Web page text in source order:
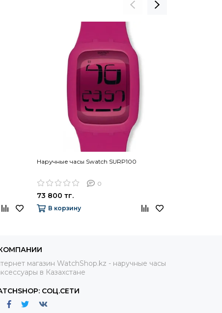
Наручные часы Swatch SURP100
0
73 800 тг.
В корзину
магазин WatchShop.kz - наручные часы
в Казахстане
СОЦ.СЕТИ